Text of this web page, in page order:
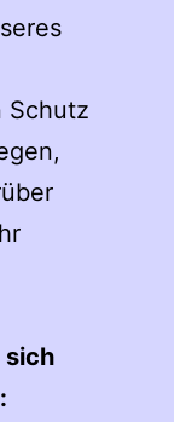
Schutz
sich